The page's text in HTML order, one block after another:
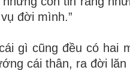
đời mình.”
gì cũng đều có hai
cái thân, ra đời